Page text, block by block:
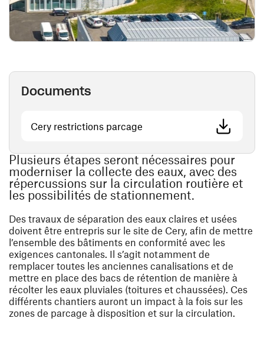
Documents
Cery restrictions parcage (ouvre une nouvelle
Plusieurs étapes seront nécessaires pour
moderniser la collecte des eaux, avec des
répercussions sur la circulation routière et
les possibilités de stationnement.
Des travaux de séparation des eaux claires et usées
doivent être entrepris sur le site de Cery, afin de mettre
l’ensemble des bâtiments en conformité avec les
exigences cantonales. Il s’agit notamment de
remplacer toutes les anciennes canalisations et de
mettre en place des bacs de rétention de manière à
récolter les eaux pluviales (toitures et chaussées). Ces
différents chantiers auront un impact à la fois sur les
zones de parcage à disposition et sur la circulation.